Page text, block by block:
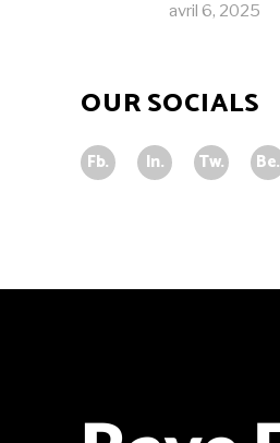
avril 6, 2025
OUR SOCIALS
Fb. In. Tw. Be.